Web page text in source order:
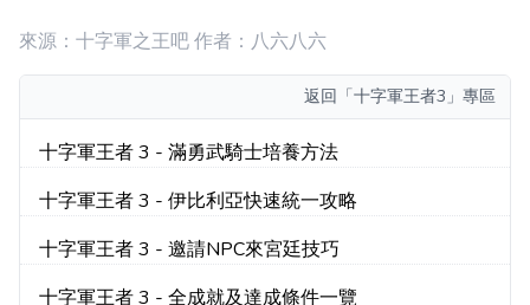
來源：十字軍之王吧 作者：八六八六
返回 「十字軍王者3」專區
十字軍王者 3 - 滿勇武騎士培養方法
十字軍王者 3 - 伊比利亞快速統一攻略
十字軍王者 3 - 邀請NPC來宮廷技巧
十字軍王者 3 - 全成就及達成條件一覽